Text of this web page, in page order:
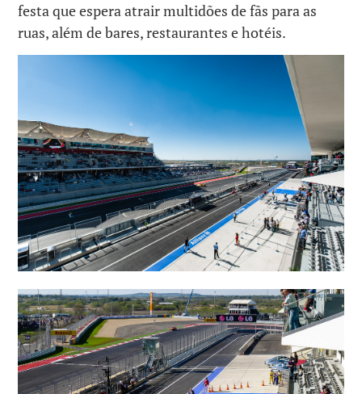
festa que espera atrair multidões de fãs para as
ruas, além de bares, restaurantes e hotéis.